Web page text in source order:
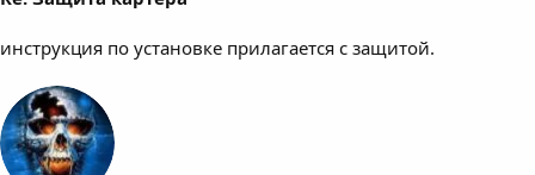
инструкция по установке прилагается с защитой.